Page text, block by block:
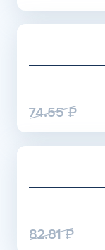
74.55₽
82.81₽